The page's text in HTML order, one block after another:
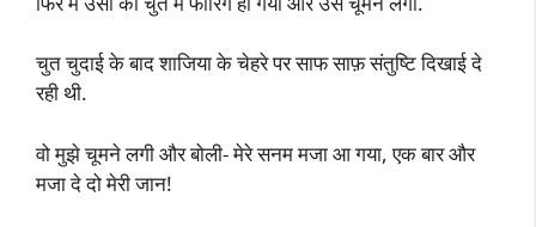
चुत चुदाई के बाद शाजिया के चेहरे पर साफ साफ़ संतुष्टि दिखाई दे
रही थी.
वो मुझे चूमने लगी और बोली- मेरे सनम मजा आ गया, एक बार और
मजा दे दो मेरी जान!